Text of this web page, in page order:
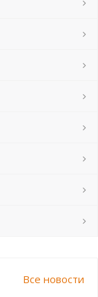
Все новости